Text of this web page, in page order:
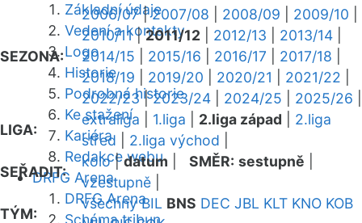
Základní údaje
Vedení a kontakty
Logo
Historie
Podrobná historie
Ke stažení
Kariéra
Redakce webu
DRFG Arena
DRFG Arena
Schéma tribun
SEZONA:
2006/07|2007/08 2008/09 2009/10
2010/11|2011/12 2012/13 2013/14
2014/15
2015/16 2016/17 2017/18
2018/19
2019/20 2020/21 2021/22
2022/23|2023/24 2024/25 2025/26
LIGA:
extraliga 1.liga 2.liga západ
2.liga
střed
2.liga východ
SEŘADIT:
kolo|datum SMĚR: sestupně
vzestupně
TÝM:
všechny BIL BNS DEC JBL KLT KNO KOB